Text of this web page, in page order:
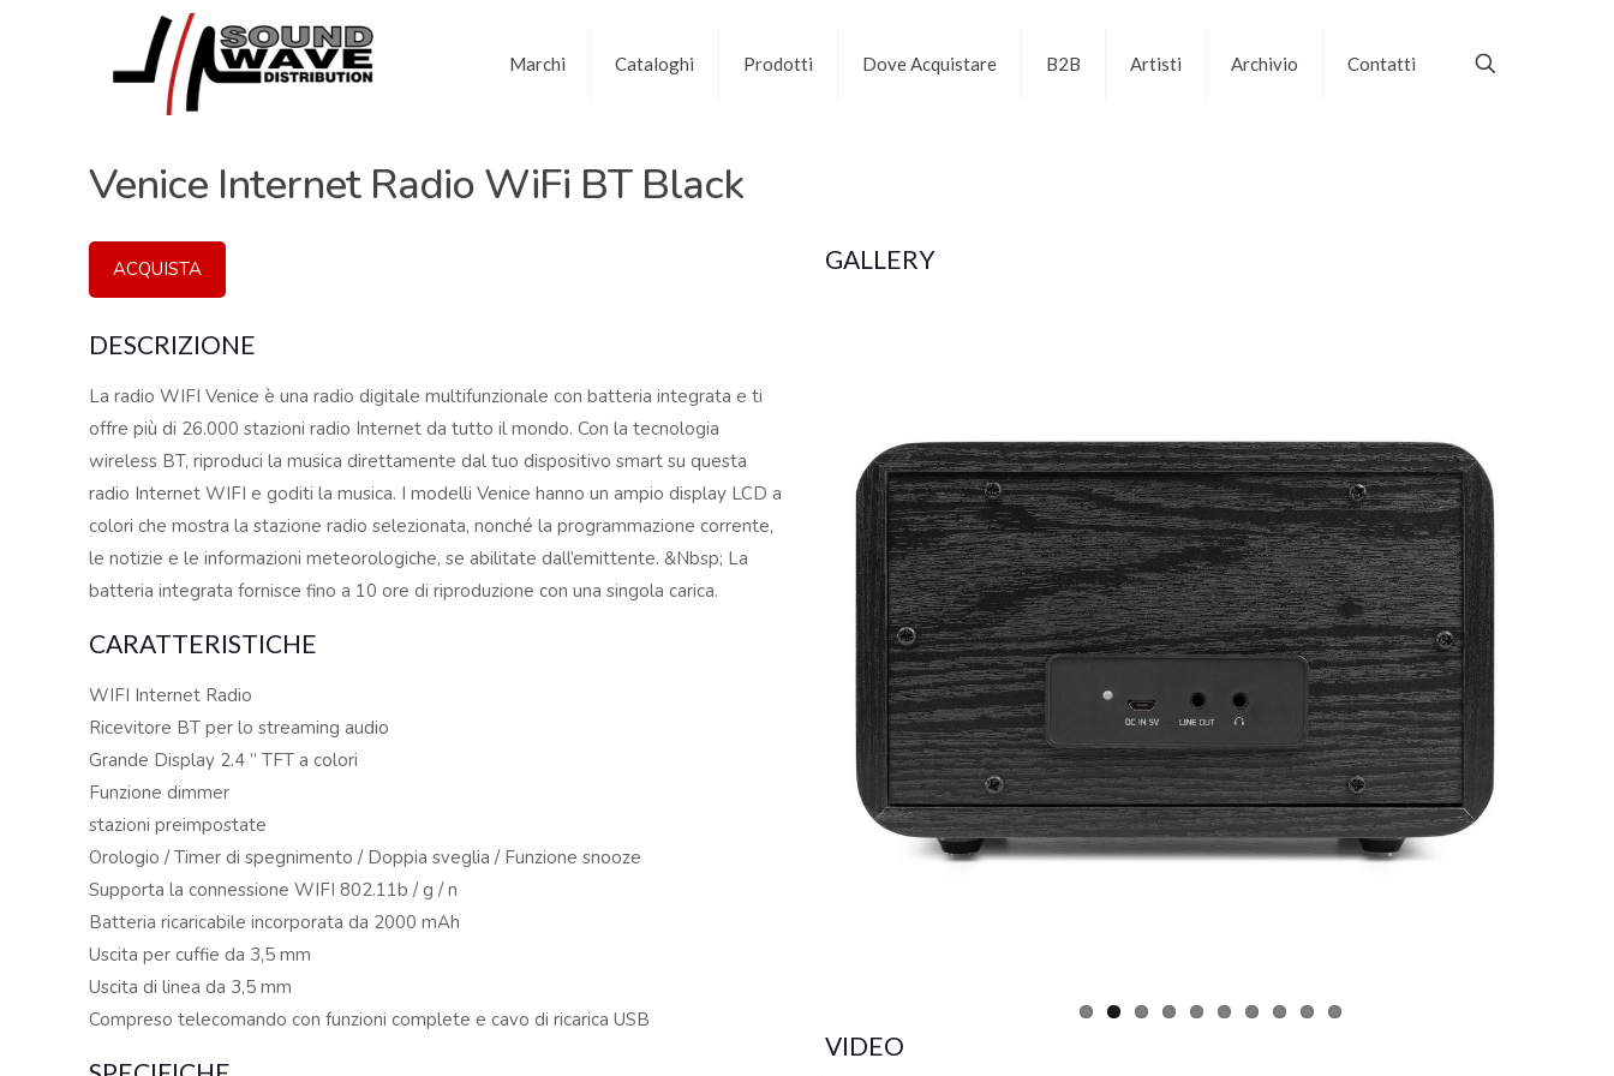
Marchi Cataloghi Prodotti Dove Acquistare B2B Artisti Archivio Contatti
Venice Internet Radio WiFi BT Black
ACQUISTA
DESCRIZIONE
La radio WIFI Venice è una radio digitale multifunzionale con batteria integrata e ti
offre più di 26.000 stazioni radio Internet da tutto il mondo. Con la tecnologia
wireless BT, riproduci la musica direttamente dal tuo dispositivo smart su questa
radio Internet WIFI e goditi la musica. I modelli Venice hanno un ampio display LCD a
colori che mostra la stazione radio selezionata, nonché la programmazione corrente,
le notizie e le informazioni meteorologiche, se abilitate dall’emittente. &Nbsp; La
batteria integrata fornisce fino a 10 ore di riproduzione con una singola carica.
CARATTERISTICHE
WIFI Internet Radio
Ricevitore BT per lo streaming audio
Grande Display 2.4 ” TFT a colori
Funzione dimmer
stazioni preimpostate
Orologio / Timer di spegnimento / Doppia sveglia / Funzione snooze
Supporta la connessione WIFI 802.11b / g / n
Batteria ricaricabile incorporata da 2000 mAh
Uscita per cuffie da 3,5 mm
Uscita di linea da 3,5 mm
Compreso telecomando con funzioni complete e cavo di ricarica USB
GALLERY
VIDEO